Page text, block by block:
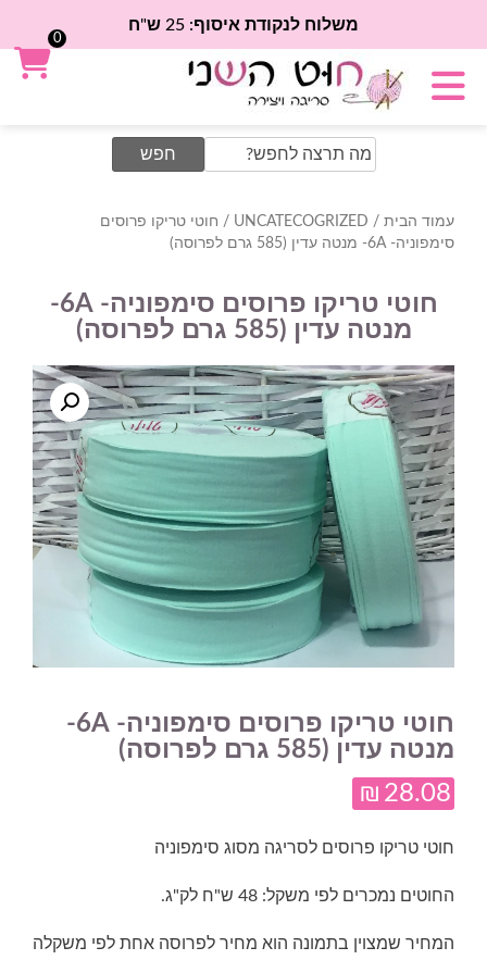
משלוח לנקודת איסוף: 25 ש"ח
Search
for:
עמוד הבית /
UNCATECOGRIZED / חוטי טריקו פרוסים
סימפוניה- 6A- מנטה עדין (585 גרם לפרוסה)
חוטי טריקו פרוסים סימפוניה- 6A-
מנטה עדין (585 גרם לפרוסה)
חוטי טריקו פרוסים סימפוניה- 6A-
מנטה עדין (585 גרם לפרוסה)
₪ 28.08
חוטי טריקו פרוסים לסריגה מסוג סימפוניה
החוטים נמכרים לפי משקל: 48 ש"ח לק"ג.
המחיר שמצוין בתמונה הוא מחיר לפרוסה אחת לפי משקלה
0